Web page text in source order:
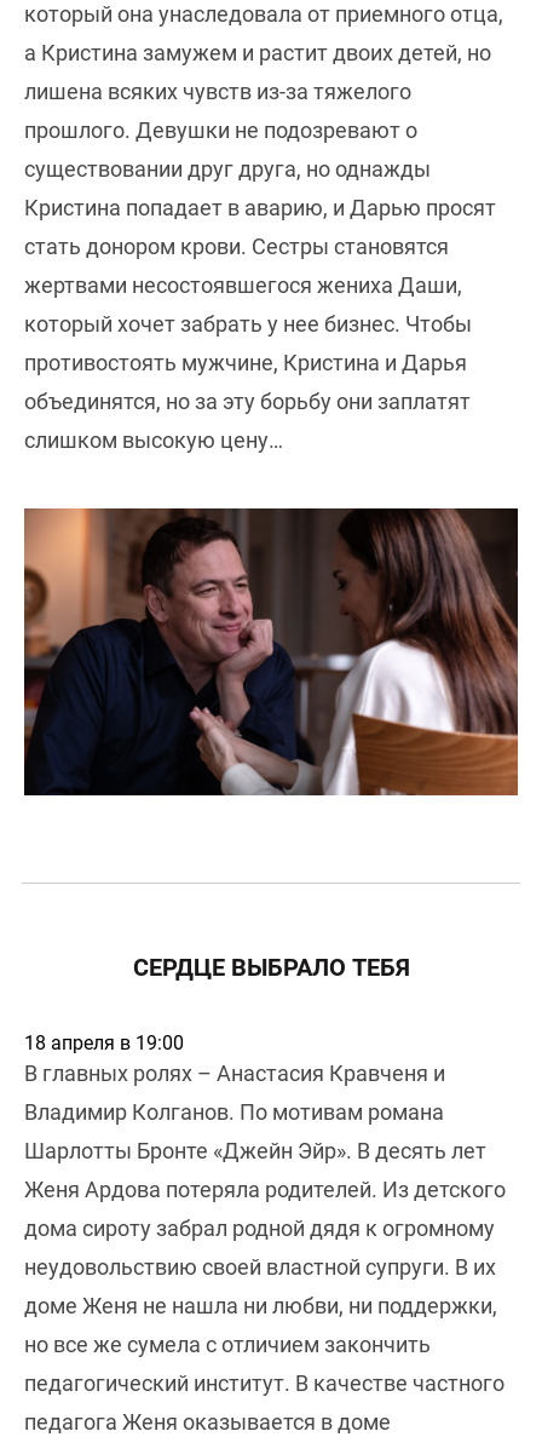
который она унаследовала от приемного отца,
а Кристина замужем и растит двоих детей, но
лишена всяких чувств из-за тяжелого
прошлого. Девушки не подозревают о
существовании друг друга, но однажды
Кристина попадает в аварию, и Дарью просят
стать донором крови. Сестры становятся
жертвами несостоявшегося жениха Даши,
который хочет забрать у нее бизнес. Чтобы
противостоять мужчине, Кристина и Дарья
объединятся, но за эту борьбу они заплатят
слишком высокую цену…
СЕРДЦЕ ВЫБРАЛО ТЕБЯ
18 апреля в 19:00
В главных ролях – Анастасия Кравченя и
Владимир Колганов. По мотивам романа
Шарлотты Бронте «Джейн Эйр». В десять лет
Женя Ардова потеряла родителей. Из детского
дома сироту забрал родной дядя к огромному
неудовольствию своей властной супруги. В их
доме Женя не нашла ни любви, ни поддержки,
но все же сумела с отличием закончить
педагогический институт. В качестве частного
педагога Женя оказывается в доме